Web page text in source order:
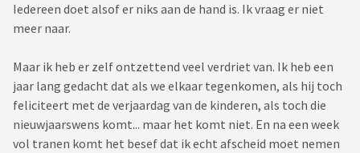
Iedereen doet alsof er niks aan de hand is. Ik vraag er niet
meer naar.
Maar ik heb er zelf ontzettend veel verdriet van. Ik heb een
jaar lang gedacht dat als we elkaar tegenkomen, als hij toch
feliciteert met de verjaardag van de kinderen, als toch die
nieuwjaarswens komt... maar het komt niet. En na een week
vol tranen komt het besef dat ik echt afscheid moet nemen